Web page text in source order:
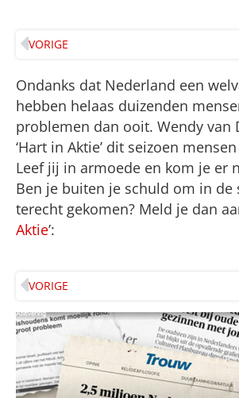
VORIGE
Ondanks dat Nederland een
hebben helaas duizenden
problemen dan ooit. Wendy van
‘Hart in Aktie’ dit seizoen
Leef jij in armoede en kom je er
Ben je buiten je schuld om in de
terecht gekomen? Meld je dan
Aktie’:
VORIGE